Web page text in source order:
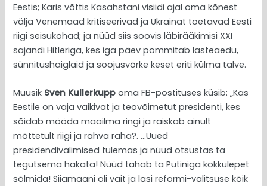
Eestis; Karis võttis Kasahstani visiidi ajal oma kõnest
välja Venemaad kritiseerivad ja Ukrainat toetavad Eesti
riigi seisukohad; ja nüüd siis soovis läbirääkimisi XXI
sajandi Hitleriga, kes iga päev pommitab lasteaedu,
sünnitushaiglaid ja soojusvõrke keset eriti külma talve.
Muusik Sven Kullerkupp oma FB-postituses küsib: „Kas
Eestile on vaja vaikivat ja teovõimetut presidenti, kes
sõidab mööda maailma ringi ja raiskab ainult
mõttetult riigi ja rahva raha?. …Uued
presidendivalimised tulemas ja nüüd otsustas ta
tegutsema hakata! Nüüd tahab ta Putiniga kokkulepet
sõlmida! Siiamaani oli vait ja lasi reformi-valitsuse kõik